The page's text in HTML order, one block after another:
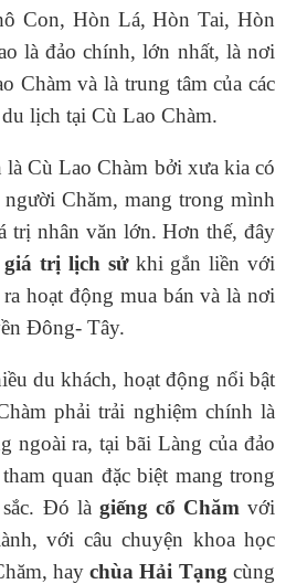
Con, Hòn Lá, Hòn Tai, Hòn
là đảo chính, lớn nhất, là nơi
Chàm và là trung tâm của các
lịch tại Cù Lao Chàm.
Cù Lao Chàm bởi xưa kia có
Chăm, mang trong mình
trị nhân văn lớn. Hơn thế, đây
giá trị lịch sửkhi gắn liền với
hoạt động mua bán và là nơi
Đông- Tây.
du khách, hoạt động nổi bật
phải trải nghiệm chính là
ngoài ra, tại bãi Làng của đảo
quan đặc biệt mang trong
Đó là giếng cổ Chămvới
với câu chuyện khoa học
haychùa Hải Tạng cùng